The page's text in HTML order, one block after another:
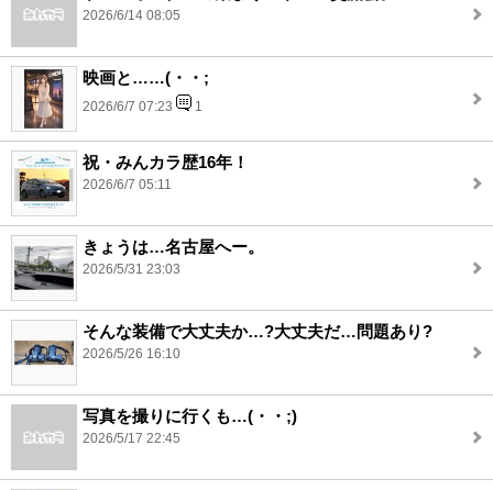
2026/6/14 08:05
映画と……(・・;
2026/6/7 07:23 1
祝・みんカラ歴16年！
2026/6/7 05:11
きょうは…名古屋へー。
2026/5/31 23:03
そんな装備で大丈夫か…?大丈夫だ…問題あり?
2026/5/26 16:10
写真を撮りに行くも…(・・;)
2026/5/17 22:45